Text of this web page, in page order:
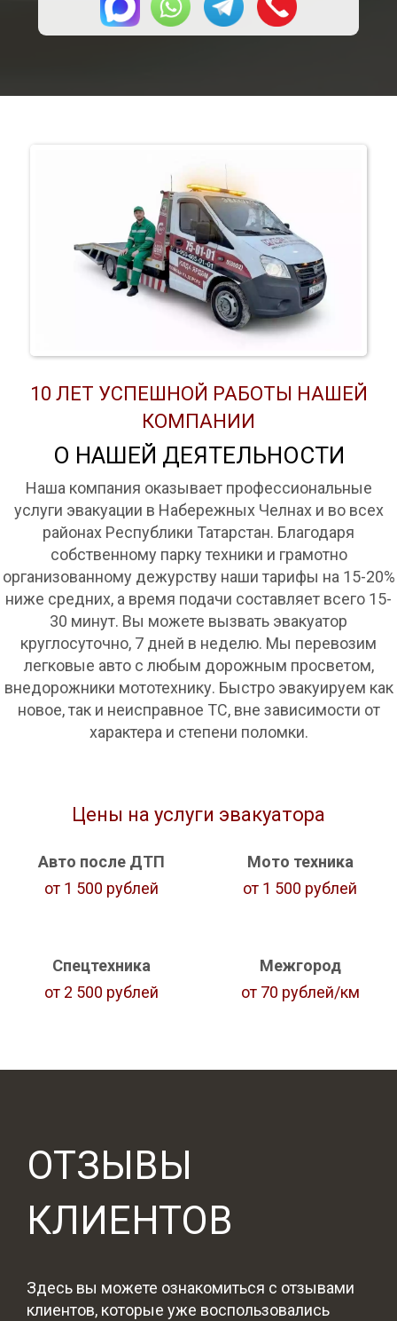
10 ЛЕТ УСПЕШНОЙ РАБОТЫ НАШЕЙ
КОМПАНИИ
О НАШЕЙ ДЕЯТЕЛЬНОСТИ
Наша компания оказывает профессиональные
услуги эвакуации в Набережных Челнах и во всех
районах Республики Татарстан. Благодаря
собственному парку техники и грамотно
организованному дежурству наши тарифы на 15-20%
ниже средних, а время подачи составляет всего 15-
30 минут. Вы можете вызвать эвакуатор
круглосуточно, 7 дней в неделю. Мы перевозим
легковые авто с любым дорожным просветом,
внедорожники мототехнику. Быстро эвакуируем как
новое, так и неисправное ТС, вне зависимости от
характера и степени поломки.
Цены на услуги эвакуатора
Авто после ДТП
от 1 500 рублей
Мото техника
от 1 500 рублей
Спецтехника
от 2 500 рублей
Межгород
от 70 рублей/км
ОТЗЫВЫ
КЛИЕНТОВ
Здесь вы можете ознакомиться с отзывами
клиентов, которые уже воспользовались